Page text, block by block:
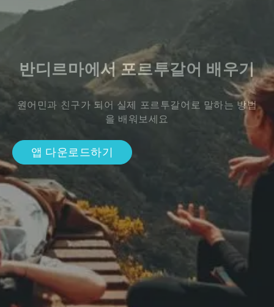
반디르마에서 포르투갈어 배우기
원어민과 친구가 되어 실제 포르투갈어로 말하는 방법
을 배워보세요
앱 다운로드하기